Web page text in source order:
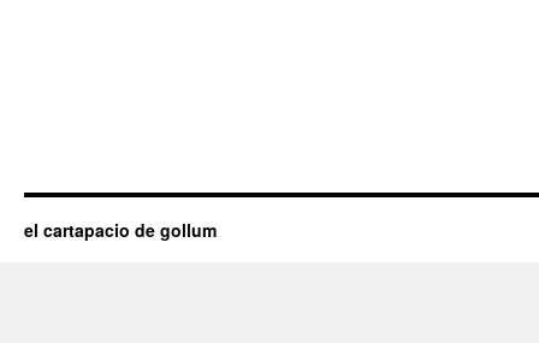
el cartapacio de gollum